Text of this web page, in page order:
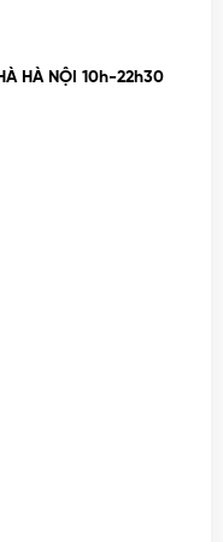
HÀ NỘI 10h-22h30